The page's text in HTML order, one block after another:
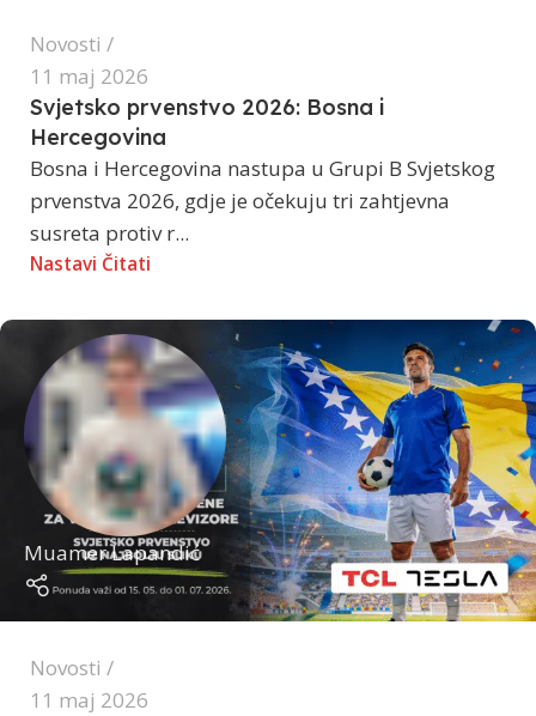
Novosti
11 maj 2026
Svjetsko prvenstvo 2026: Bosna i
Hercegovina
Bosna i Hercegovina nastupa u Grupi B Svjetskog
prvenstva 2026, gdje je očekuju tri zahtjevna
susreta protiv r...
Nastavi Čitati
Muamer Lapandić
Novosti
11 maj 2026